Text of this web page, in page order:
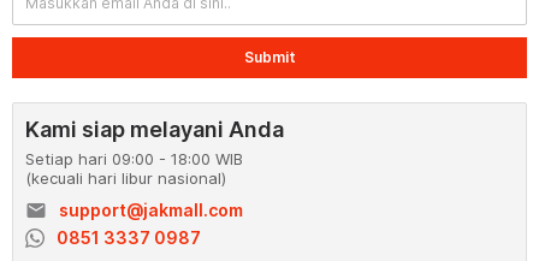
Submit
Kami siap melayani Anda
Setiap hari 09:00 - 18:00 WIB
(kecuali hari libur nasional)
email
support@jakmall.com
0851 3337 0987